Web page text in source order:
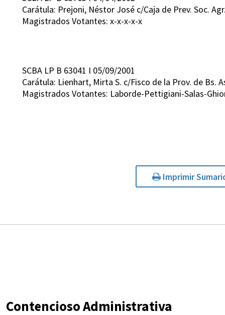
Carátula: Prejoni, Néstor José c/Caja de Prev. Soc.
Magistrados Votantes: x-x-x-x-x
SCBA LP B 63041 I 05/09/2001
Carátula: Lienhart, Mirta S. c/Fisco de la Prov. de Bs.
Magistrados Votantes: Laborde-Pettigiani-Salas-
Imprimir
Contencioso Administrativa